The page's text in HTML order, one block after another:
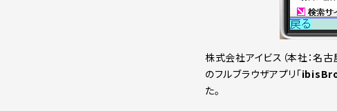
株式会社アイビス（本社：名
のフルブラウザアプリ「
た。